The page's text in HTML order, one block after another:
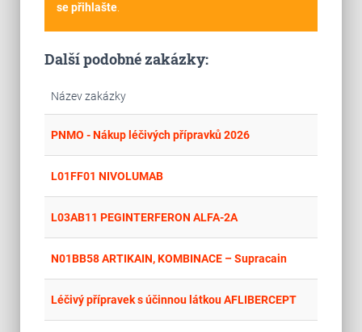
se přihlašte.
Další podobné zakázky:
Název zakázky
PNMO - Nákup léčivých přípravků 2026
L01FF01 NIVOLUMAB
L03AB11 PEGINTERFERON ALFA-2A
N01BB58 ARTIKAIN, KOMBINACE – Supracain
Léčivý přípravek s účinnou látkou AFLIBERCEPT